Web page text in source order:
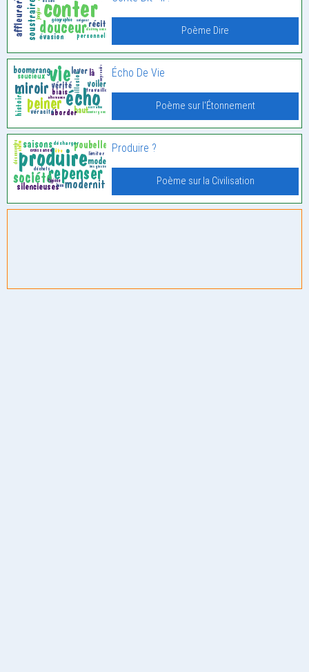
Poème Dire
Écho De Vie
Poème sur l'Étonnement
Produire ?
Poème sur la Civilisation